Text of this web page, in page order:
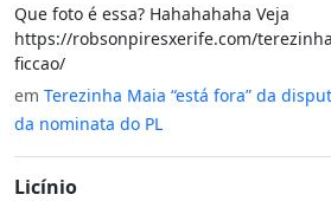
Que foto é essa? Hahahahaha Veja
https://robsonpiresxerife.com/
ficcao/
em Terezinha Maia “está fora” da
da nominata do PL
Licínio